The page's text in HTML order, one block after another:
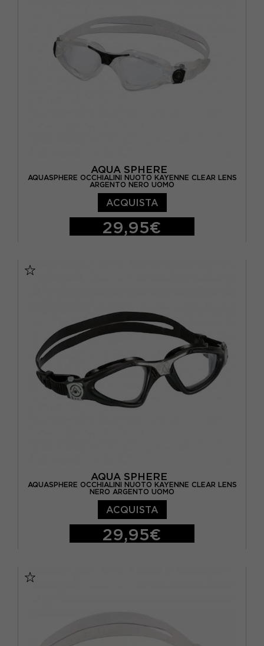
AQUA SPHERE
AQUASPHERE OCCHIALINI NUOTO KAYENNE CLEAR LENS
ARGENTO NERO UOMO
ACQUISTA
29,95€
AQUA SPHERE
AQUASPHERE OCCHIALINI NUOTO KAYENNE CLEAR LENS
NERO ARGENTO UOMO
ACQUISTA
29,95€